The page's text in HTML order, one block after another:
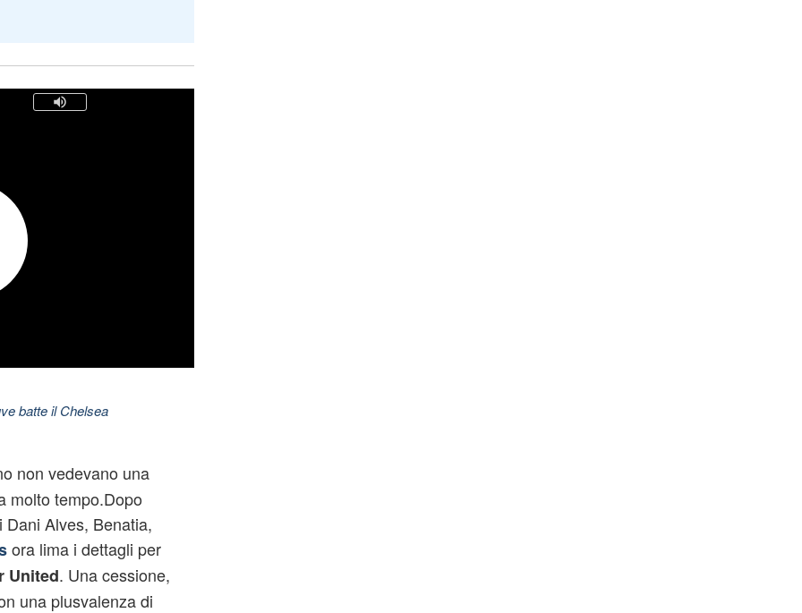
batte il Chelsea
non vedevano una
molto tempo.Dopo
Dani Alves, Benatia,
ora lima i dettagli per
United. Una cessione,
una plusvalenza di